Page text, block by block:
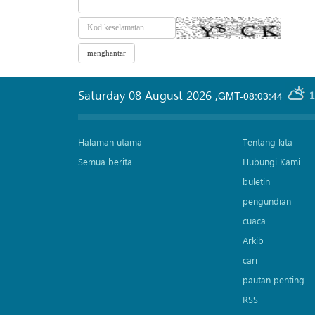
GMT-08:03:44
Saturday 08 August 2026 ,
Halaman utama
Semua berita
Tentang kita
Hubungi Kami
buletin
pengundian
cuaca
Arkib
cari
pautan penting
RSS